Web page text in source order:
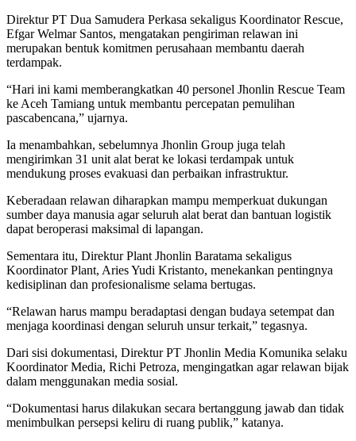
Direktur PT Dua Samudera Perkasa sekaligus Koordinator Rescue,
Efgar Welmar Santos, mengatakan pengiriman relawan ini
merupakan bentuk komitmen perusahaan membantu daerah
terdampak.
“Hari ini kami memberangkatkan 40 personel Jhonlin Rescue Team
ke Aceh Tamiang untuk membantu percepatan pemulihan
pascabencana,” ujarnya.
Ia menambahkan, sebelumnya Jhonlin Group juga telah
mengirimkan 31 unit alat berat ke lokasi terdampak untuk
mendukung proses evakuasi dan perbaikan infrastruktur.
Keberadaan relawan diharapkan mampu memperkuat dukungan
sumber daya manusia agar seluruh alat berat dan bantuan logistik
dapat beroperasi maksimal di lapangan.
Sementara itu, Direktur Plant Jhonlin Baratama sekaligus
Koordinator Plant, Aries Yudi Kristanto, menekankan pentingnya
kedisiplinan dan profesionalisme selama bertugas.
“Relawan harus mampu beradaptasi dengan budaya setempat dan
menjaga koordinasi dengan seluruh unsur terkait,” tegasnya.
Dari sisi dokumentasi, Direktur PT Jhonlin Media Komunika selaku
Koordinator Media, Richi Petroza, mengingatkan agar relawan bijak
dalam menggunakan media sosial.
“Dokumentasi harus dilakukan secara bertanggung jawab dan tidak
menimbulkan persepsi keliru di ruang publik,” katanya.